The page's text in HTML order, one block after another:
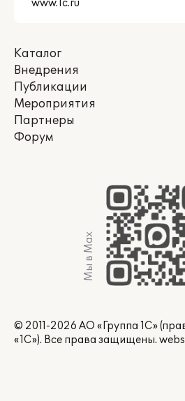
Каталог
Внедрения
Публикации
Мероприятия
Партнеры
Форум
Мы в Max
© 2011-2026 АО «Группа 1С»
«1С»). Все права защищены.